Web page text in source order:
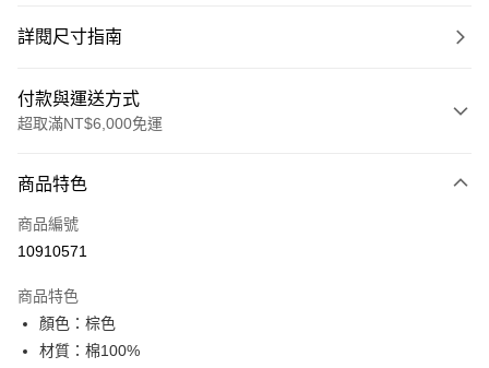
詳閱尺寸指南
付款與運送方式
超取滿NT$6,000免運
信用卡一次付款
超商取貨付款
Apple Pay
ATM付款
商品特色
商品編號
10910571
商品特色
顏色：棕色
材質：棉100%